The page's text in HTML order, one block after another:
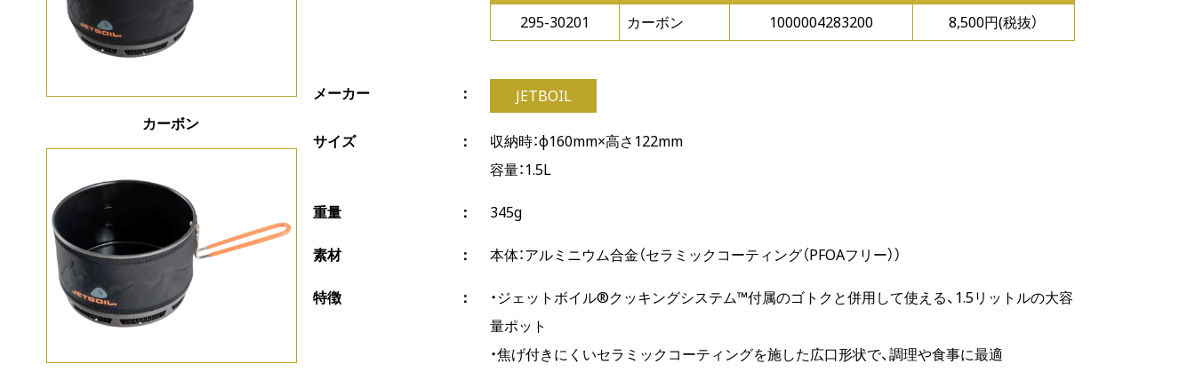
カーボン
295-30201
カーボン 1000004283200 8,500円(税抜）
メーカー JETBOIL
サイズ
収納時：φ160mm×高さ122mm
容量：1.5L
重量 345g
素材 本体：アルミニウム合金（セラミックコーティング（PFOAフリー））
特徴
・ジェットボイル®クッキングシステム™付属のゴトクと併用して使える、1.5リットルの大容
量ポット
・焦げ付きにくいセラミックコーティングを施した広口形状で、調理や食事に最適